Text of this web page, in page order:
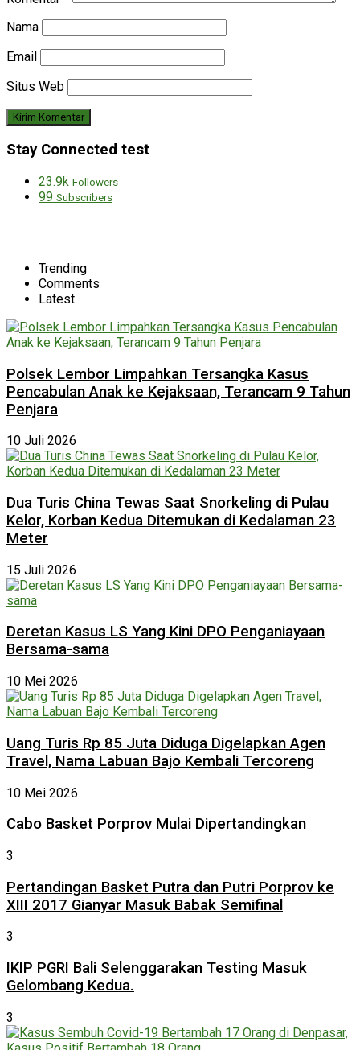
Nama
Email
Situs Web
Stay Connected test
23.9k Followers
99 Subscribers
Trending
Comments
Latest
Polsek Lembor Limpahkan Tersangka Kasus
Pencabulan Anak ke Kejaksaan, Terancam 9 Tahun
Penjara
10 Juli 2026
Dua Turis China Tewas Saat Snorkeling di Pulau
Kelor, Korban Kedua Ditemukan di Kedalaman 23
Meter
15 Juli 2026
Deretan Kasus LS Yang Kini DPO Penganiayaan
Bersama-sama
10 Mei 2026
Uang Turis Rp 85 Juta Diduga Digelapkan Agen
Travel, Nama Labuan Bajo Kembali Tercoreng
10 Mei 2026
Cabo Basket Porprov Mulai Dipertandingkan
3
Pertandingan Basket Putra dan Putri Porprov ke
XIII 2017 Gianyar Masuk Babak Semifinal
3
IKIP PGRI Bali Selenggarakan Testing Masuk
Gelombang Kedua.
3